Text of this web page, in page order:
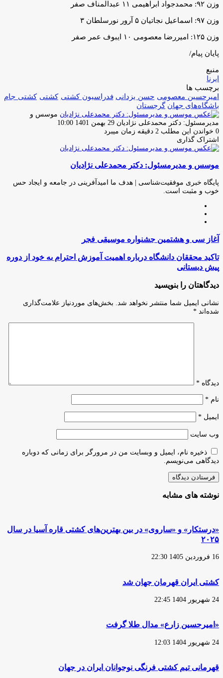
وزن ۹۲: محمدجواد ابراهیمی ۱۱ عبدالمناف صفر
وزن ۹۷: اسماعیل نجاتیان ۵ آرور نورسلطان ۳
وزن ۱۲۵: امیررضا معصومی ۱۰ ایبوف عمر صفر
پایان پیام/
منبع
ایرنا
برچسب ها
امیرحسین معصومی حسن یزدانی فدراسیون کشتی کشتی کشتی جام
باشگاه‌های جهان گرجستان
موسس و
مدیرمسئول: دکتر محمدعلی نژادیان ارسال
ایمیل
29 بهمن 1401 10:00
0 خواندن این مطلب 2 دقیقه زمان میبرد
اشتراک گذاری
فیس
توئیتر
لینکدین
واتس
تلگرام
اشتراک
از
ایمیل
چاپ
موسس و مدیرمسئول: دکتر محمدعلی نژادیان
پایگاه خبری موفقیت‌شناسی | هدف ما امیدآفرینی در جامعه و ایجاد حس
خوب و مثبت است.
آغاز
سی
و
هشتمین
جشنواره
موسیقی
فجر
آغاز سی و هشتمین جشنواره موسیقی فجر
تاکید
محققان
دانشگاه
درباره
اهمیت
آموزش
احترام
به
تاکید محققان دانشگاه درباره اهمیت آموزش احترام به خود از دوره
پیش دبستانی
دیدگاهتان را بنویسید
نشانی ایمیل شما منتشر نخواهد شد.
بخش‌های موردنیاز علامت‌گذاری
شده‌اند *
دیدگاه *
نام *
ایمیل *
وب‌ سایت
ذخیره نام، ایمیل و وبسایت من در مرورگر برای زمانی که دوباره
دیدگاهی می‌نویسم.
نوشته های مشابه
«درستکار» و «ساروی» در بین بهترین‌های کشتی قاره آسیا در سال
۲۰۲۵
16 فروردین 1405 22:30
کشتی ایران قهرمان جهان شد
24 شهریور 1404 22:45
«امیرحسین زارع» مدال طلا گرفت
24 شهریور 1404 12:03
قهرمانی تیم کشتی فرنگی نوجوانان ایران در جهان